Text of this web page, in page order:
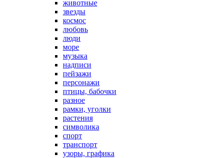
животные
звезды
космос
любовь
люди
море
музыка
надписи
пейзажи
персонажи
птицы, бабочки
разное
рамки, уголки
растения
символика
спорт
транспорт
узоры, графика